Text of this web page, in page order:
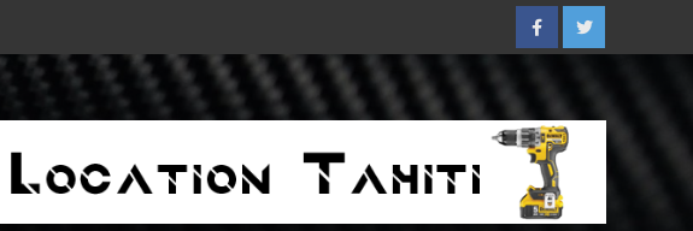
FacebookTwitter